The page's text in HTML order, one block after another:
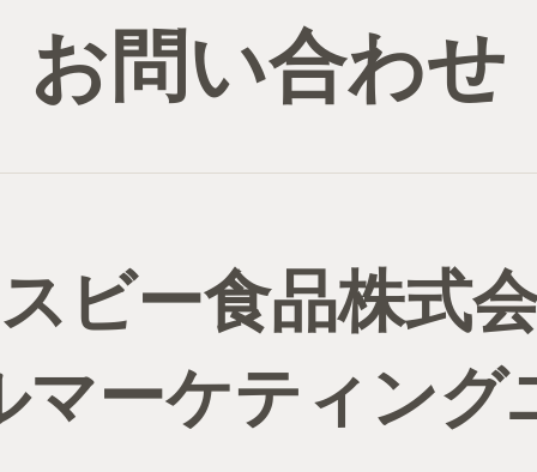
お問い合わせ
ビー食品株式
マーケティング